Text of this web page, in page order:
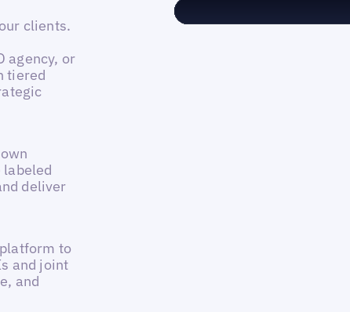
clients.
agency, or
tiered
labeled
deliver
to
and joint
and